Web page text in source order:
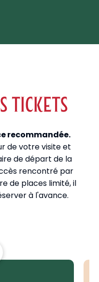
TICKETS
recommandée.
de votre visite et
de départ de la
rencontré par
de places limité, il
à l'avance.